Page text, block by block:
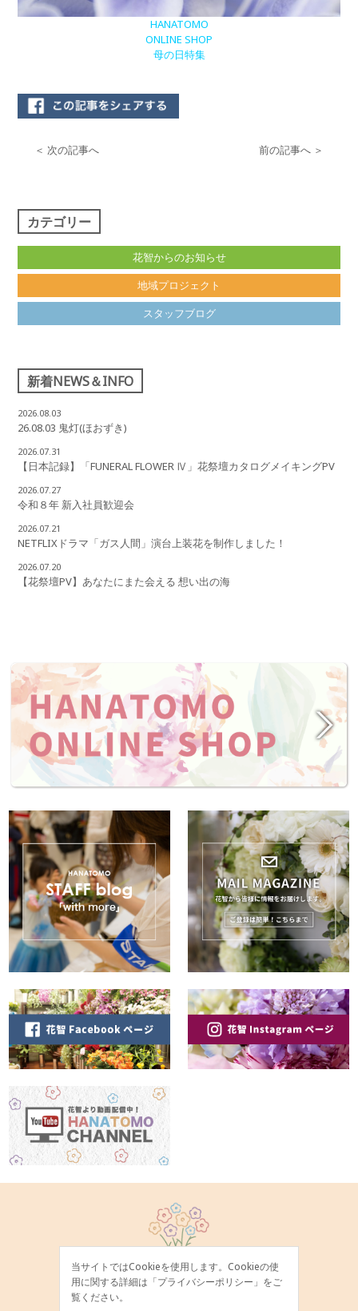
当サイトではCookieを使用します。Cookieの使
用に関する詳細は「プライバシーポリシー 」をご
覧ください。
HANATOMO
ONLINE SHOP
母の日特集
＜ 次の記事へ 前の記事へ ＞
カテゴリー
花智からのお知らせ
地域プロジェクト
スタッフブログ
新着NEWS＆INFO
2026.08.03
26.08.03 鬼灯(ほおずき)
2026.07.31
【日本記録】「FUNERAL FLOWER Ⅳ」花祭壇カタログメイキングPV
2026.07.27
令和８年 新入社員歓迎会
2026.07.21
NETFLIXドラマ「ガス人間」演台上装花を制作しました！
2026.07.20
【花祭壇PV】あなたにまた会える 想い出の海